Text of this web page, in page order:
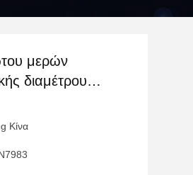
μερών
διαμέτρου
που διαμορφώνει
Κίνα